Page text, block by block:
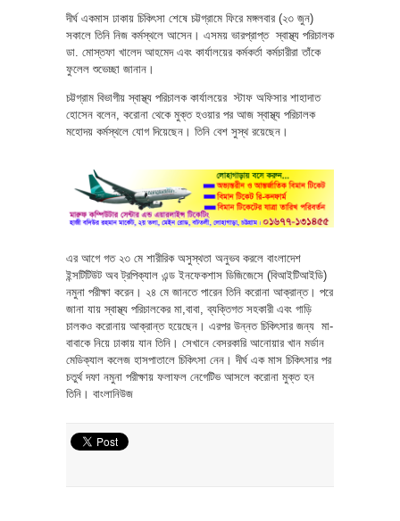
দীর্ঘ একমাস ঢাকায় চিকিৎসা শেষে চট্টগ্রামে ফিরে মঙ্গলবার (২৩ জুন)
সকালে তিনি নিজ কর্মস্থলে আসেন। এসময় ভারপ্রাপ্ত স্বাস্থ্য পরিচালক
ডা. মোস্তফা খালেদ আহমেদ এবং কার্যালয়ের কর্মকর্তা কর্মচারীরা তাঁকে
ফুলেল শুভেচ্ছা জানান।
চট্টগ্রাম বিভাগীয় স্বাস্থ্য পরিচালক কার্যালয়ের স্টাফ অফিসার শাহাদাত
হোসেন বলেন, করোনা থেকে মুক্ত হওয়ার পর আজ স্বাস্থ্য পরিচালক
মহোদয় কর্মস্থলে যোগ দিয়েছেন। তিনি বেশ সুস্থ রয়েছেন।
এর আগে গত ২৩ মে শারীরিক অসুস্থতা অনুভব করলে বাংলাদেশ
ইন্সটিটিউট অব ট্রপিক্যাল এন্ড ইনফেকশাস ডিজিজেসে (বিআইটিআইডি)
নমুনা পরীক্ষা করেন। ২৪ মে জানতে পারেন তিনি করোনা আক্রান্ত। পরে
জানা যায় স্বাস্থ্য পরিচালকের মা,বাবা, ব্যক্তিগত সহকারী এবং গাড়ি
চালকও করোনায় আক্রান্ত হয়েছেন। এরপর উন্নত চিকিৎসার জন্য মা-
বাবাকে নিয়ে ঢাকায় যান তিনি। সেখানে বেসরকারি আনোয়ার খান মর্ডান
মেডিক্যাল কলেজ হাসপাতালে চিকিৎসা নেন। দীর্ঘ এক মাস চিকিৎসার পর
চতুর্থ দফা নমুনা পরীক্ষায় ফলাফল নেগেটিভ আসলে করোনা মুক্ত হন
তিনি। বাংলানিউজ